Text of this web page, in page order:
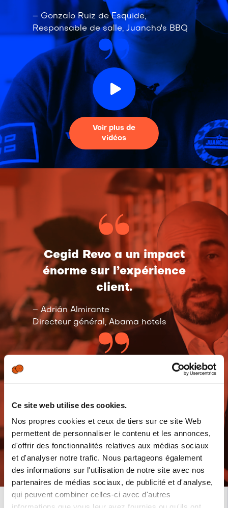
Ce site web utilise des cookies.
Nos propres cookies et ceux de tiers sur ce site Web
permettent de personnaliser le contenu et les annonces,
d'offrir des fonctionnalités relatives aux médias sociaux
et d'analyser notre trafic. Nous partageons également
des informations sur l'utilisation de notre site avec nos
partenaires de médias sociaux, de publicité et d'analyse,
qui peuvent combiner celles-ci avec d'autres
– Gonzalo Ruiz de Esquide,
Responsable de salle, Juancho's BBQ
Voir plus de
vidéos
Cegid Revo a un impact
énorme sur l’expérience
client.
– Adrián Almirante
Directeur général, Abama hotels
Voir plus de
vidéos